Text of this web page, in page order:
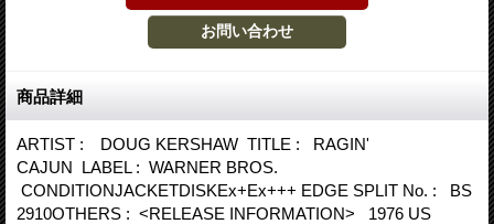
商品詳細
ARTIST : DOUG KERSHAW TITLE : RAGIN'
CAJUN LABEL : WARNER BROS.
CONDITIONJACKETDISKEx+Ex+++ EDGE SPLIT No. : BS
2910OTHERS : <RELEASE INFORMATION> 1976 US